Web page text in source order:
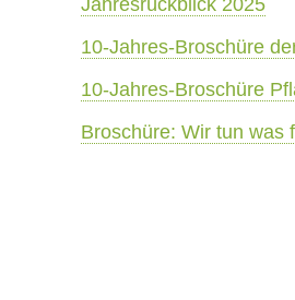
10-Jahres-Broschüre
10-Jahres-Broschüre
Broschüre: Wir tun was